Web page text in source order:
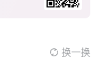
换一换